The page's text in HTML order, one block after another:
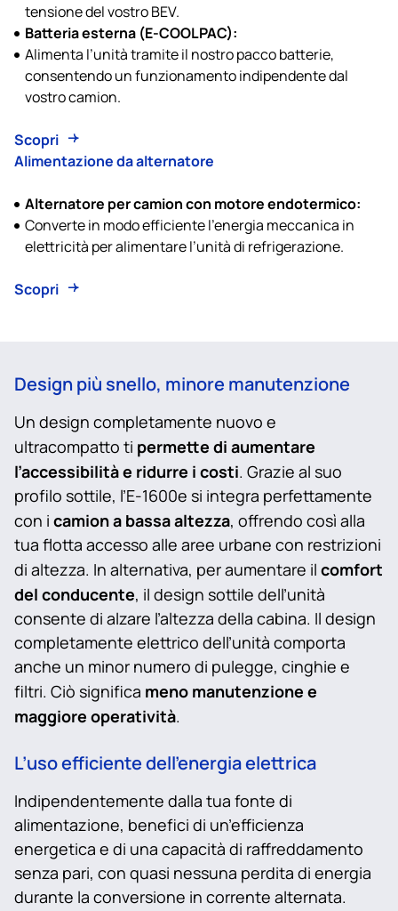
tensione del vostro BEV.
Batteria esterna (E‑COOLPAC):
Alimenta l’unità tramite il nostro pacco batterie,
consentendo un funzionamento indipendente dal
vostro camion.
Scopri
Alimentazione da alternatore
Alternatore per camion con motore endotermico:
Converte in modo efficiente l’energia meccanica in
elettricità per alimentare l’unità di refrigerazione.
Scopri
Design più snello, minore manutenzione
Un design completamente nuovo e
ultracompatto ti permette di aumentare
l’accessibilità e ridurre i costi. Grazie al suo
profilo sottile, l’E‑1600e si integra perfettamente
con i camion a bassa altezza, offrendo così alla
tua flotta accesso alle aree urbane con restrizioni
di altezza. In alternativa, per aumentare il comfort
del conducente, il design sottile dell’unità
consente di alzare l’altezza della cabina. Il design
completamente elettrico dell’unità comporta
anche un minor numero di pulegge, cinghie e
filtri. Ciò significa meno manutenzione e
maggiore operatività.
L’uso efficiente dell’energia elettrica
Indipendentemente dalla tua fonte di
alimentazione, benefici di un’efficienza
energetica e di una capacità di raffreddamento
senza pari, con quasi nessuna perdita di energia
durante la conversione in corrente alternata.